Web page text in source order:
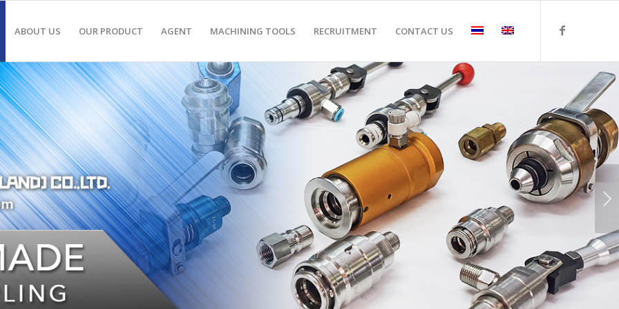
ABOUT US OUR PRODUCT AGENT MACHINING TOOLS RECRUITMENT CONTACT US
Next